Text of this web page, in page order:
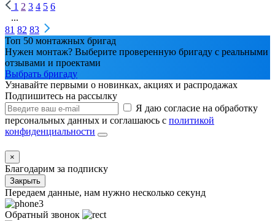
1 2 3 4 5 6
...
81 82 83
Топ 50 монтажных бригад
Нужен монтаж? Выберите проверенную бригаду с реальными
отзывами и проектами
Выбрать бригаду
Узнавайте первыми о новинках, акциях и распродажах
Подпишитесь на рассылку
Я даю согласие на обработку
персональных данных и соглашаюсь с политикой
конфиденциальности
×
Благодарим за подписку
Закрыть
Передаем данные, нам нужно несколько секунд
Обратный звонок